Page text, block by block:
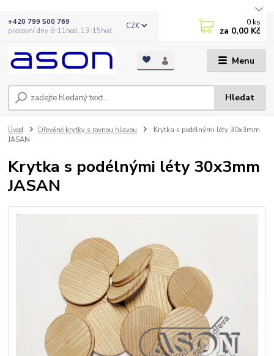
Menu
CZK
Hledat
+420 799 500 769
pracovní dny 8-11hod.,13-15hod.
0 ks
za 0,00 Kč
Úvod Dřevěné krytky s rovnou hlavou
Krytka s podélnými léty 30x3mm
JASAN
Krytka s podélnými léty 30x3mm
JASAN